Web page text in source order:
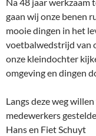
gaan wij onze benen
mooie dingen in het
voetbalwedstrijd van
onze kleindochter
omgeving en dingen
Langs deze weg
medewerkers
Hans en Fiet Schuyt